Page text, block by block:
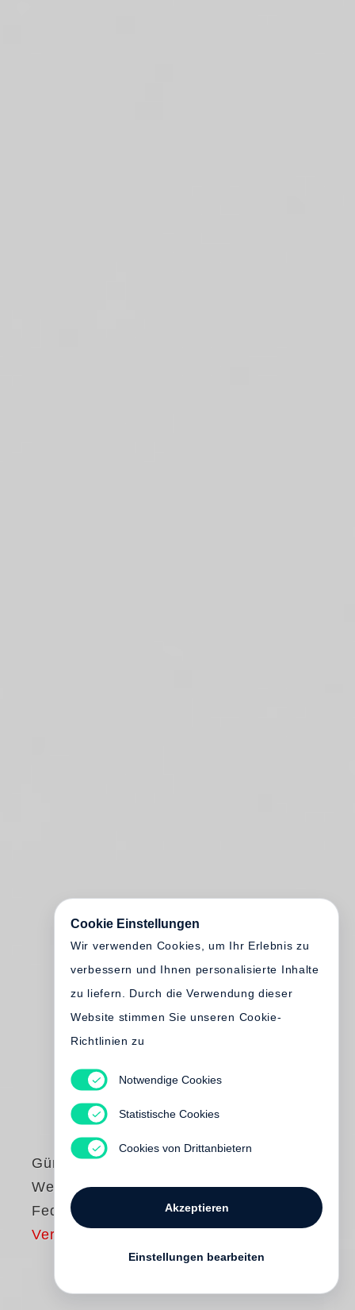
Günter Grass
Wenn ich Pilze und
Federn sammle
Vergriffen
Cookie Einstellungen
Wir verwenden Cookies, um Ihr Erlebnis zu
verbessern und Ihnen personalisierte Inhalte
zu liefern. Durch die Verwendung dieser
Website stimmen Sie unseren Cookie-
Richtlinien zu
Notwendige Cookies
Statistische Cookies
Cookies von Drittanbietern
Akzeptieren
Einstellungen bearbeiten